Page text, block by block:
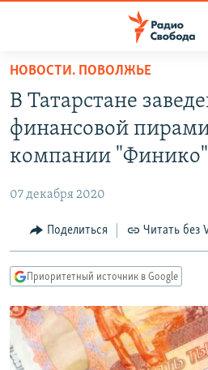
упрощенного
доступа
Вернуться
основному
Вернутся
Вернутся
поиску
ПОДКАСТЫ
АВТОРСКИЕ ПРОЕКТЫ
МНЕНИЯ
КУЛЬТУРА
КАВКАЗ.РЕАЛИИ
СЕВЕР.РЕАЛИИ
СИБИРЬ.РЕАЛИИ
НОВОСТИ. ПОВОЛЖЬЕ
В Татарстане
финансовой
компании "Финико"
07 декабря 2020
Поделиться Читать без
Приоритетный источник в Google